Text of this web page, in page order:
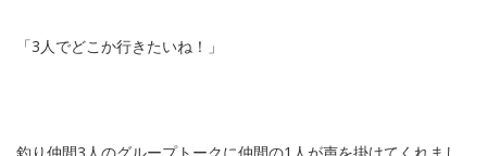
「3人でどこか行きたいね！」